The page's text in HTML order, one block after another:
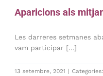
Aparicions als
Les darreres setmanes
vam participar [...]
13 setembre, 2021 | Categories: